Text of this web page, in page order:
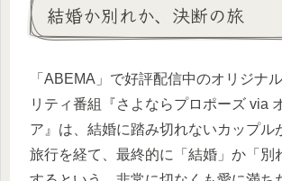
結婚か別れか、決断の旅
「ABEMA」で好評配信中のオリジナ
リティ番組『さよならプロポーズ via
ア』は、結婚に踏み切れないカップル
旅行を経て、最終的に「結婚」か「別